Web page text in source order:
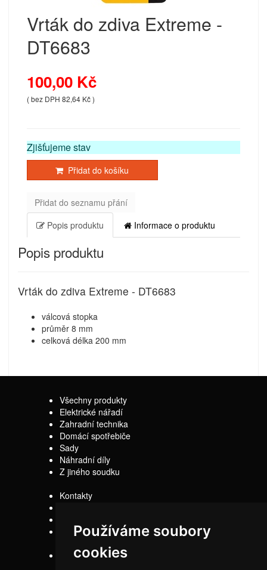
Používáme soubory
cookies
Vrták do zdiva Extreme -
DT6683
100,00 Kč
( bez DPH 82,64 Kč )
Zjišťujeme stav
Přidat do košíku
Přidat do seznamu přání
Popis produktu
Informace o produktu
Popis produktu
Vrták do zdiva Extreme - DT6683
válcová stopka
průměr 8 mm
celková délka 200 mm
Všechny produkty
Elektrické nářadí
Zahradní technika
Domácí spotřebiče
Sady
Náhradní díly
Z jiného soudku
Kontakty
Obchodní
Reklamační řád